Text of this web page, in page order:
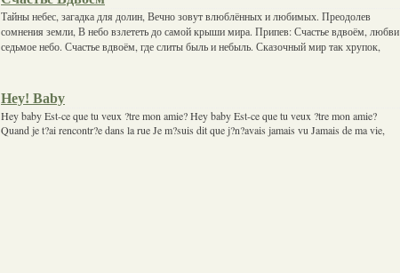
Тайны небес, загадка для долин, Вечно зовут влюблённых и любимых. Преодолев
сомнения земли, В небо взлететь до самой крыши мира. Припев: Счастье вдвоём, любви
седьмое небо. Счастье вдвоём, где слиты быль и небыль. Сказочный мир так хрупок,
Hey! Baby
Hey baby Est-ce que tu veux ?tre mon amie? Hey baby Est-ce que tu veux ?tre mon amie?
Quand je t?ai rencontr?e dans la rue Je m?suis dit que j?n?avais jamais vu Jamais de ma vie,